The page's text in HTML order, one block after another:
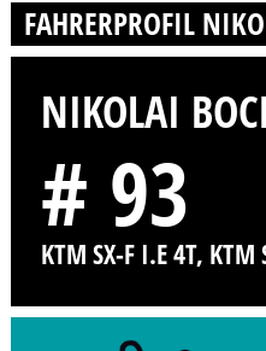
FAHRERPROFIL
NIKOLAI
# 93
KTM SX-F I.E 4T, KTM